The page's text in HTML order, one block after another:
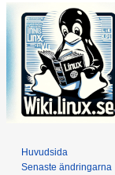
Huvudsida
Senaste ändringarna